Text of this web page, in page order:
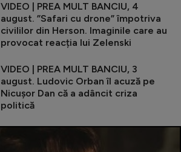
VIDEO | PREA MULT BANCIU, 4
august. ”Safari cu drone” împotriva
civililor din Herson. Imaginile care au
provocat reacția lui Zelenski
VIDEO | PREA MULT BANCIU, 3
august. Ludovic Orban îl acuză pe
Nicușor Dan că a adâncit criza
politică